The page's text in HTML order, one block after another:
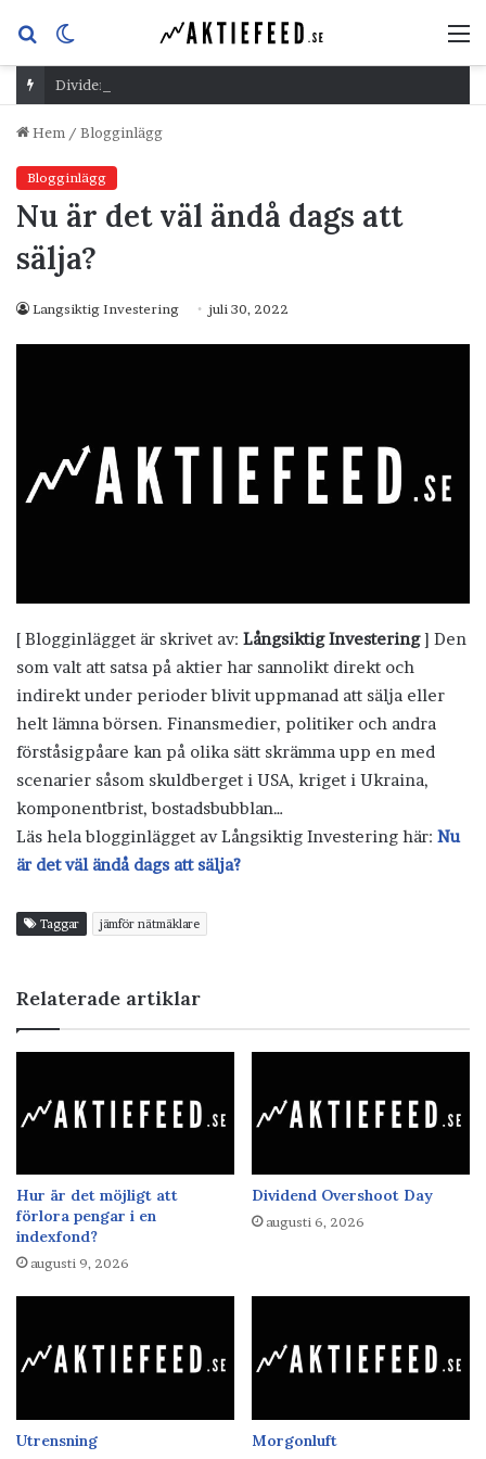
Sök
efterskin
Dividend Overshoot Day
Hem / Blogginlägg
Blogginlägg
Nu är det väl ändå dags att
sälja?
Langsiktig Investering juli 30, 2022
[ Blogginlägget är skrivet av: Långsiktig Investering] Den
som valt att satsa på aktier har sannolikt direkt och
indirekt under perioder blivit uppmanad att sälja eller
helt lämna börsen. Finansmedier, politiker och andra
förståsigpåare kan på olika sätt skrämma upp en med
scenarier såsom skuldberget i USA, kriget i Ukraina,
komponentbrist, bostadsbubblan…
Läs hela blogginlägget av Långsiktig Investering här: Nu
är det väl ändå dags att sälja?
Taggar jämför nätmäklare
Relaterade artiklar
Hur är det möjligt att
förlora pengar i en
indexfond?
augusti 9, 2026
Dividend Overshoot Day
augusti 6, 2026
Utrensning Morgonluft